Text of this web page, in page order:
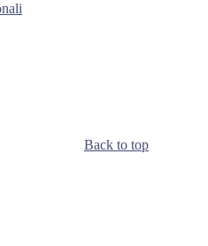
Back to top